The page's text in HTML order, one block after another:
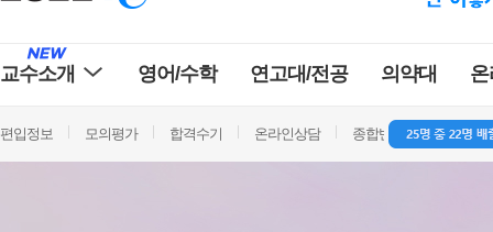
교수소개 영어/수학 연고대/전공 의약대
편입정보 모의평가 합격수기 온라인상담 종합반 방문상담